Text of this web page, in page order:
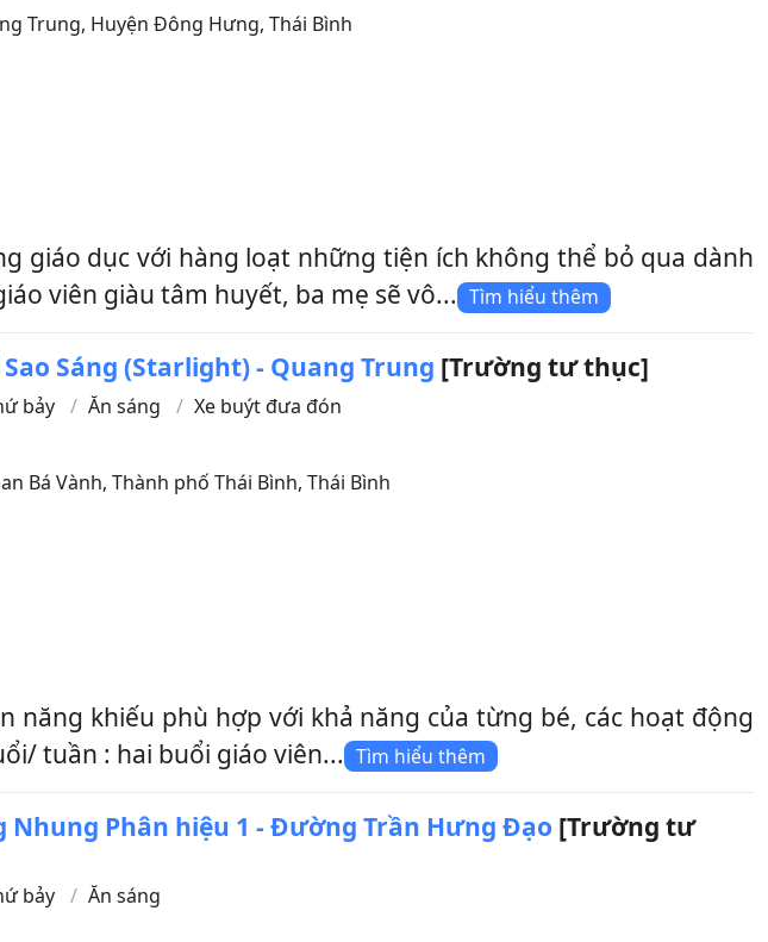
Trung, Huyện Đông Hưng, Thái Bình
giáo dục với hàng loạt những tiện ích không thể bỏ qua dành
viên giàu tâm huyết, ba mẹ sẽ vô... Tìm hiểu thêm
Sáng (Starlight) - Quang Trung [Trường tư thục]
bảy Ăn sáng
Xe buýt đưa đón
Bá Vành, Thành phố Thái Bình, Thái Bình
khiếu phù hợp với khả năng của từng bé, các hoạt động
tuần : hai buổi giáo viên... Tìm hiểu thêm
Phân hiệu 1 - Đường Trần Hưng Đạo [Trường tư
bảy
Ăn sáng